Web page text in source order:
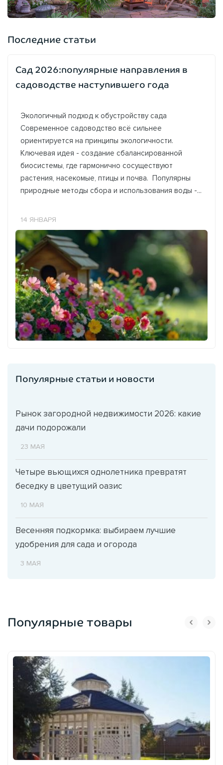
Последние статьи
Сад 2026:популярные направления в
садоводстве наступившего года
Экологичный подход к обустройству сада
Современное садоводство всё сильнее
ориентируется на принципы экологичности.
Ключевая идея - создание сбалансированной
биосистемы, где гармонично сосуществуют
растения, насекомые, птицы и почва. Популярны
природные методы сбора и использования воды -...
14 ЯНВАРЯ
Популярные статьи и новости
Рынок загородной недвижимости 2026: какие
дачи подорожали
23 МАЯ
Четыре вьющихся однолетника превратят
беседку в цветущий оазис
10 МАЯ
Весенняя подкормка: выбираем лучшие
удобрения для сада и огорода
3 МАЯ
Популярные товары